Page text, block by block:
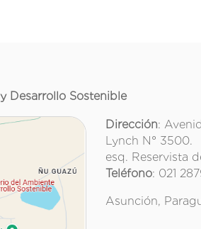
Desarrollo Sostenible
Dirección:
Lynch N° 3500.
esq. Reservista
Teléfono: 021
Asunción,